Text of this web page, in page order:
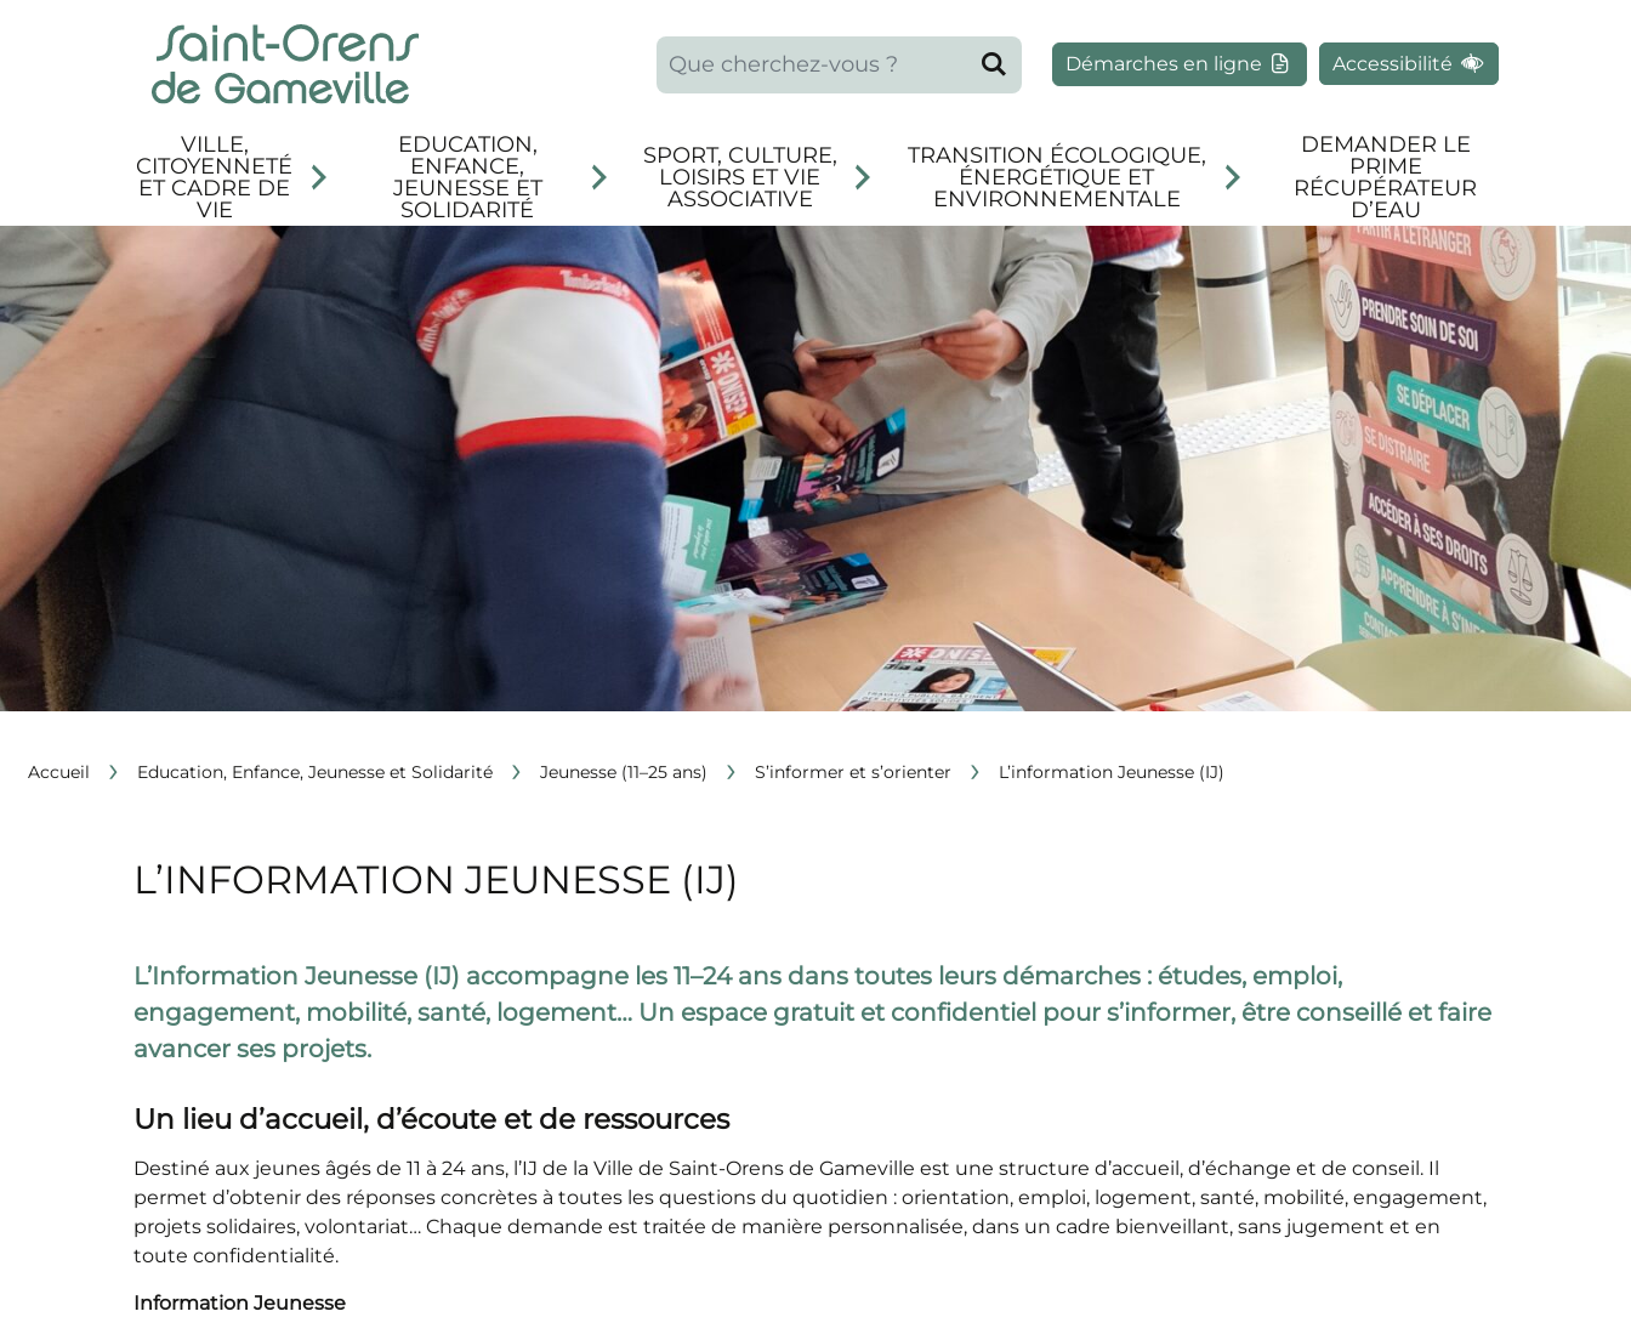
Que recherchez-vous ?
Rechercher
Démarches en ligne Accessibilité
VILLE,
CITOYENNETÉ
ET CADRE DE
VIE
EDUCATION,
ENFANCE,
JEUNESSE ET
SOLIDARITÉ
SPORT, CULTURE,
LOISIRS ET VIE
ASSOCIATIVE
TRANSITION ÉCOLOGIQUE,
ÉNERGÉTIQUE ET
ENVIRONNEMENTALE
DEMANDER LE
PRIME
RÉCUPÉRATEUR
D’EAU
Accueil › Education, Enfance, Jeunesse et Solidarité › Jeunesse (11–25 ans) › S’informer et s’orienter › L’information Jeunesse (IJ)
L’INFORMATION JEUNESSE (IJ)
L’Information Jeunesse (IJ) accompagne les 11–24 ans dans toutes leurs démarches : études, emploi,
engagement, mobilité, santé, logement… Un espace gratuit et confidentiel pour s’informer, être conseillé et faire
avancer ses projets.
Un lieu d’accueil, d’écoute et de ressources
Destiné aux jeunes âgés de 11 à 24 ans, l’IJ de la Ville de Saint-Orens de Gameville est une structure d’accueil, d’échange et de conseil. Il
permet d’obtenir des réponses concrètes à toutes les questions du quotidien : orientation, emploi, logement, santé, mobilité, engagement,
projets solidaires, volontariat… Chaque demande est traitée de manière personnalisée, dans un cadre bienveillant, sans jugement et en
toute confidentialité.
Information Jeunesse